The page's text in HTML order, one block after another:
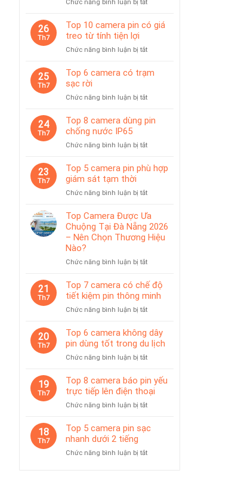
Chức năng bình luận bị tắt
10
camera
sát
dùng
26
Th7
Top 10 camera pin có giá
treo từ tính tiện lợi
Chức năng bình luận bị tắtở
10
có
treo
25
Th7
Top 6 camera có trạm
sạc rời
Chức năng bình luận bị tắtở
6
trạm
rời
24
Th7
Top 8 camera dùng pin
chống nước IP65
Chức năng bình luận bị tắtở
8
camera
pin
nước
IP65
23
Th7
Top 5 camera pin phù hợp
giám sát tạm thời
Chức năng bình luận bị tắtở
5
camera
pin
phù
giám
tạm
thời
Top Camera Được Ưa
Chuộng Tại Đà Nẵng 2026
– Nên Chọn Thương Hiệu
Nào?
Chức năng bình luận bị tắtở
Camera
Được
Chuộng
Đà
Nẵng
Chọn
Thương
Hiệu
21
Th7
Top 7 camera có chế độ
tiết kiệm pin thông minh
Chức năng bình luận bị tắtở
camera
chế
tiết
kiệm
20
Th7
Top 6 camera không dây
pin dùng tốt trong du lịch
Chức năng bình luận bị tắtở
6
camera
không
dây
dùng
19
Th7
Top 8 camera báo pin yếu
trực tiếp lên điện thoại
Chức năng bình luận bị tắtở
8
pin
18
Th7
Top 5 camera pin sạc
nhanh dưới 2 tiếng
Chức năng bình luận bị tắtở